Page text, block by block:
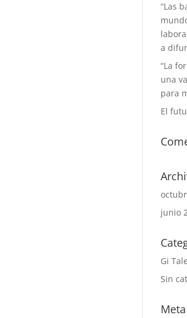
“Las
a
“La
una
para
El
junio
Gi
Sin
Meta